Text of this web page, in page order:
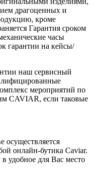
драгоценных и
кроме
Гарантия сроком
часы
гарантии на кейсы/
наш сервисный
мероприятий по
CAVIAR, если таковые
осуществляется
онлайн-бутика Caviar.
удобное для Вас место